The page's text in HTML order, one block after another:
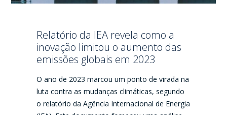
Relatório da IEA revela como a
inovação limitou o aumento das
emissões globais em 2023
O ano de 2023 marcou um ponto de virada na
luta contra as mudanças climáticas, segundo
o relatório da Agência Internacional de Energia